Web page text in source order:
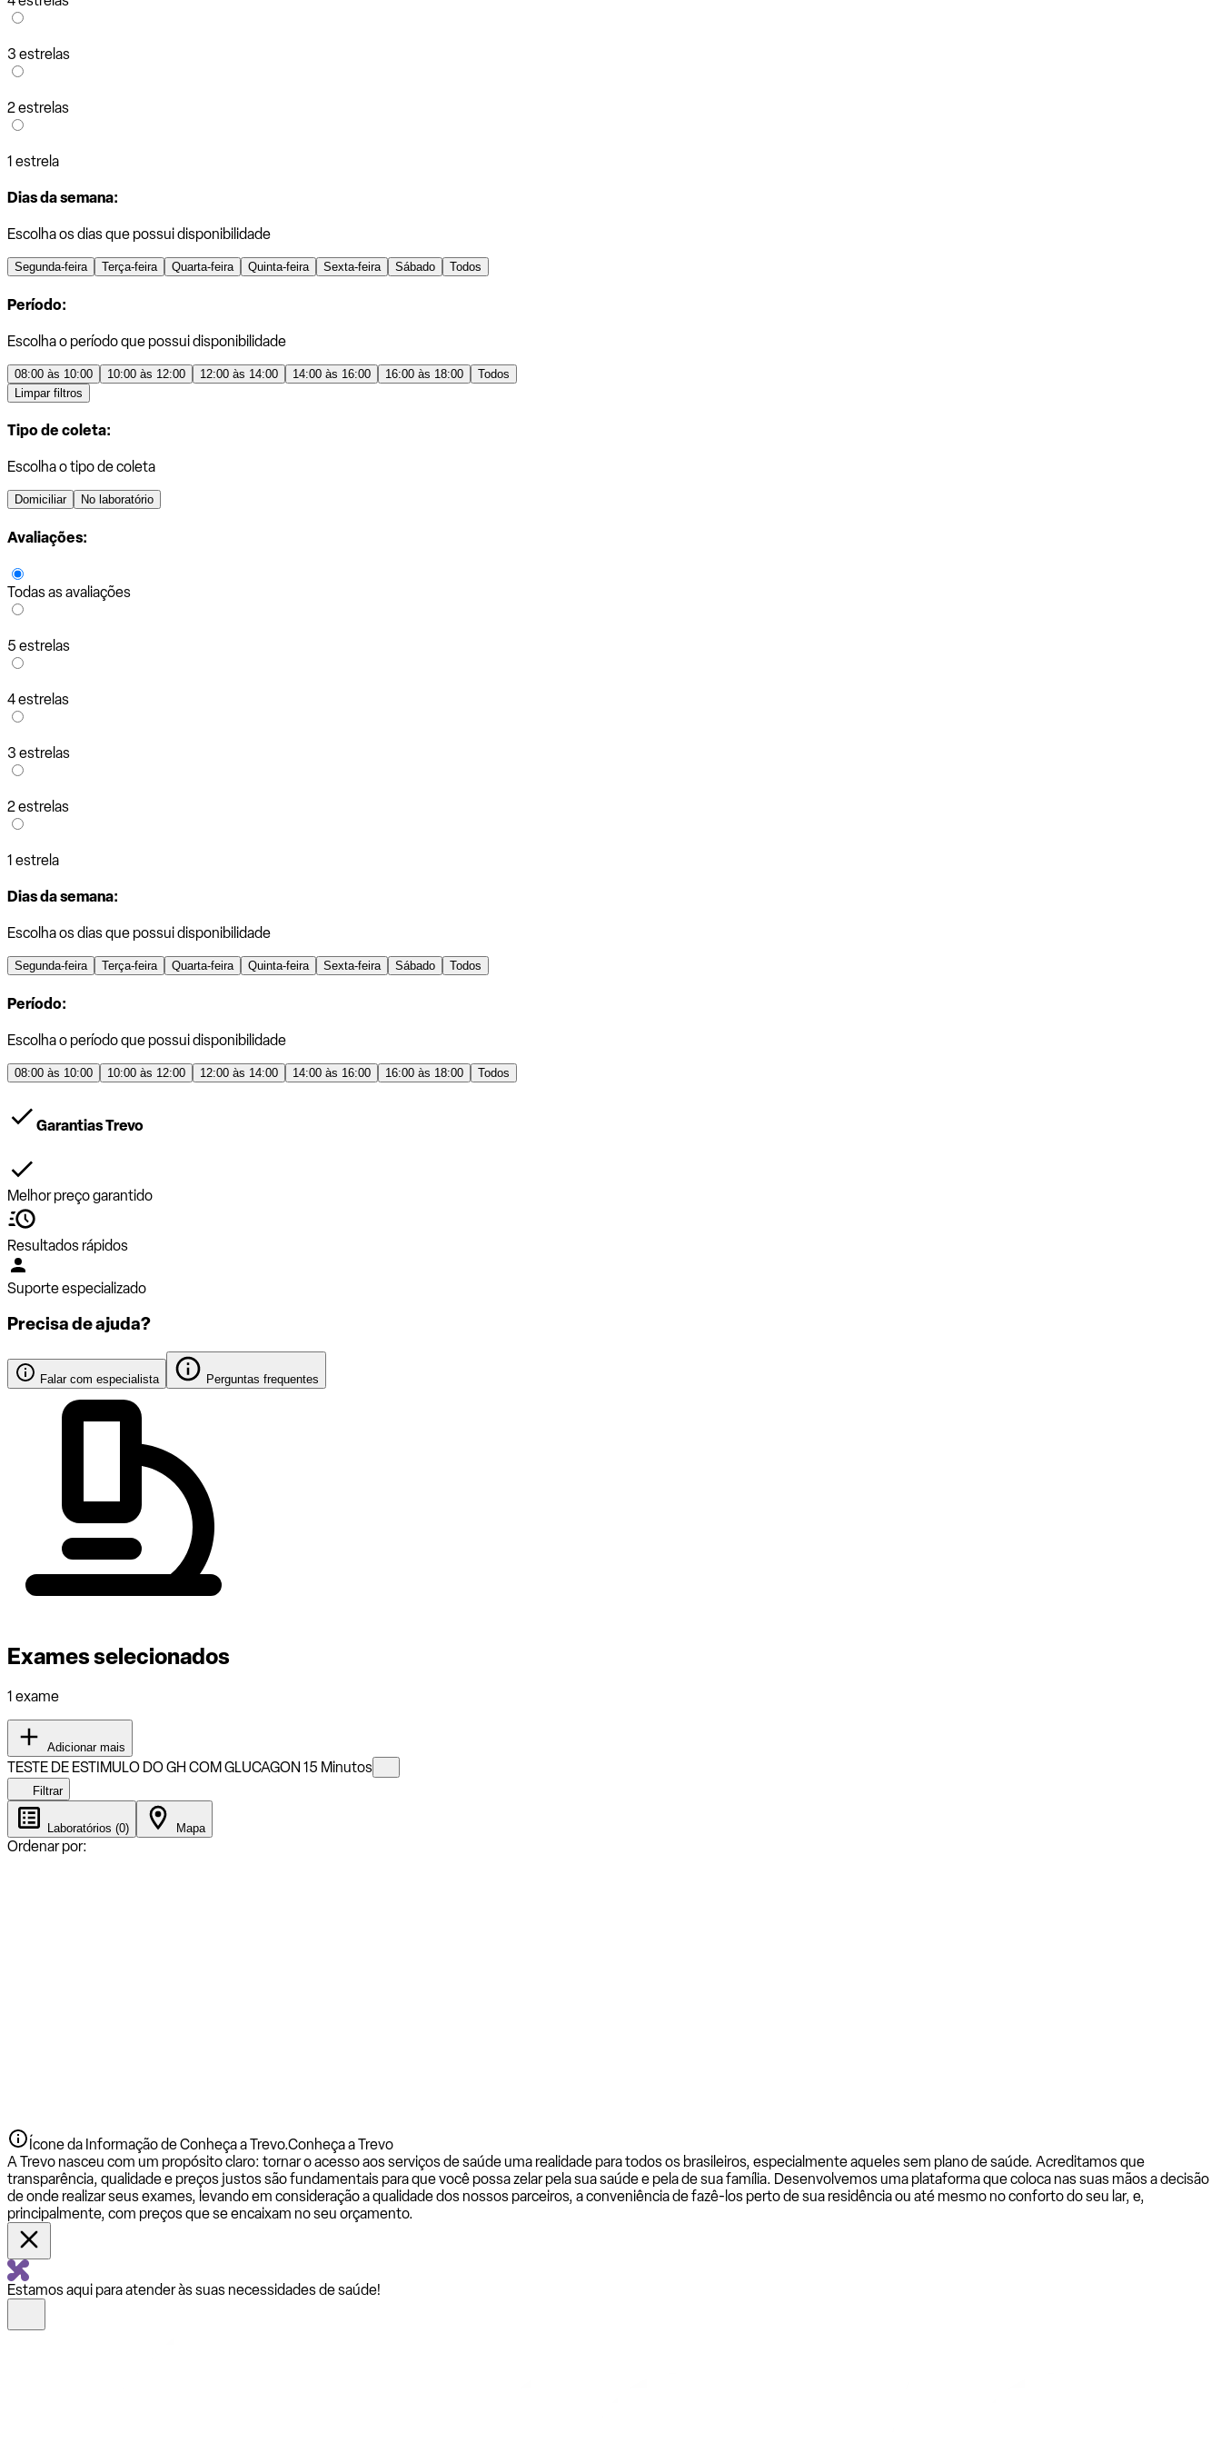
3 estrelas
2 estrelas
1 estrela
Dias da semana:
Escolha os dias que possui disponibilidade
Segunda-feira Terça-feira Quarta-feira Quinta-feira Sexta-feira Sábado Todos
Período:
Escolha o período que possui disponibilidade
08:00 às 10:00 10:00 às 12:00 12:00 às 14:00 14:00 às 16:00 16:00 às 18:00
Todos
Limpar filtros
Tipo de coleta:
Escolha o tipo de coleta
Domiciliar No laboratório
Avaliações:
Todas as avaliações
5 estrelas
4 estrelas
3 estrelas
2 estrelas
1 estrela
Dias da semana:
Escolha os dias que possui disponibilidade
Segunda-feira Terça-feira Quarta-feira Quinta-feira Sexta-feira Sábado Todos
Período:
Escolha o período que possui disponibilidade
08:00 às 10:00 10:00 às 12:00 12:00 às 14:00 14:00 às 16:00 16:00 às 18:00 Todos
Garantias Trevo
Melhor preço garantido
Resultados rápidos
Suporte especializado
Precisa de ajuda?
Falar com especialista Perguntas frequentes
Exames selecionados
1 exame
Adicionar mais
TESTE DE ESTIMULO DO GH COM GLUCAGON 15 Minutos
Filtrar
Laboratórios (0) Mapa
Ordenar por:
Ícone da Informação de Conheça a Trevo.Conheça a Trevo
A Trevo nasceu com um propósito claro: tornar o acesso aos serviços de saúde uma realidade para todos os brasileiros, especialmente aqueles sem plano de saúde. Acreditamos que
transparência, qualidade e preços justos são fundamentais para que você possa zelar pela sua saúde e pela de sua família. Desenvolvemos uma plataforma que coloca nas suas mãos a decisão
de onde realizar seus exames, levando em consideração a qualidade dos nossos parceiros, a conveniência de fazê-los perto de sua residência ou até mesmo no conforto do seu lar, e,
principalmente, com preços que se encaixam no seu orçamento.
Estamos aqui para atender às suas necessidades de saúde!